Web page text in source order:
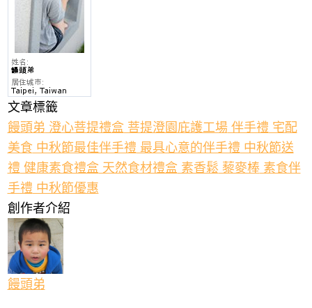
文章標籤
饅頭弟 澄心菩提禮盒菩提澄園庇護工場伴手禮 宅配
美食中秋節最佳伴手禮 最具心意的伴手禮 中秋節送
禮 健康素食禮盒天然食材禮盒素香鬆藜麥棒素食伴
手禮 中秋節優惠
創作者介紹
饅頭弟